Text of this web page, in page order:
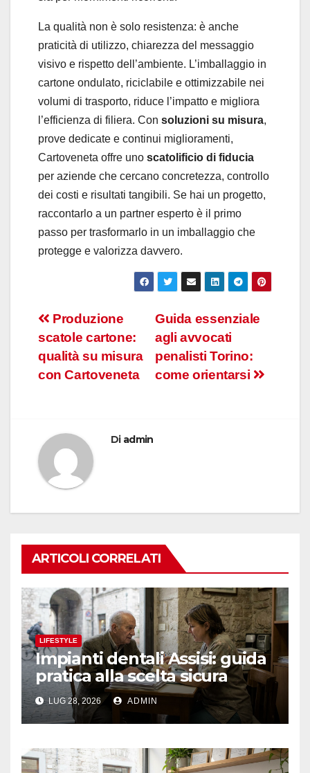
La qualità non è solo resistenza: è anche
praticità di utilizzo, chiarezza del messaggio
visivo e rispetto dell’ambiente. L’imballaggio in
cartone ondulato, riciclabile e ottimizzabile nei
volumi di trasporto, riduce l’impatto e migliora
l’efficienza di filiera. Con soluzioni su misura,
prove dedicate e continui miglioramenti,
Cartoveneta offre uno scatolificio di fiducia
per aziende che cercano concretezza, controllo
dei costi e risultati tangibili. Se hai un progetto,
raccontarlo a un partner esperto è il primo
passo per trasformarlo in un imballaggio che
protegge e valorizza davvero.
Navigazione
articoli
Guida essenziale
agli avvocati
penalisti Torino:
come orientarsi
Produzione
scatole cartone:
qualità su misura
con Cartoveneta
Di admin
ARTICOLI CORRELATI
LIFESTYLE
Impianti dentali Assisi: guida
pratica alla scelta sicura
LUG 28, 2026 ADMIN